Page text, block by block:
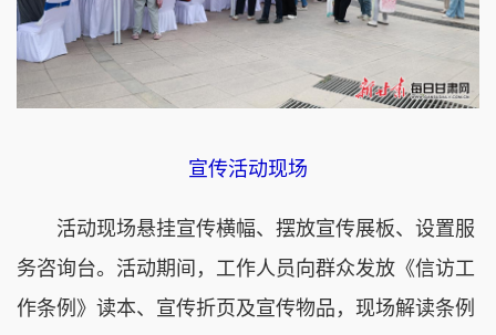
宣传活动现场
活动现场悬挂宣传横幅、摆放宣传展板、设置服
务咨询台。活动期间，工作人员向群众发放《信访工
作条例》读本、宣传折页及宣传物品，现场解读条例